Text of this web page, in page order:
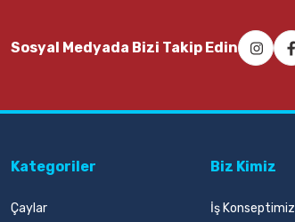
Sosyal Medyada Bizi Takip Edin
Kategoriler
Çaylar
Biz Kimiz
İş Konseptimiz